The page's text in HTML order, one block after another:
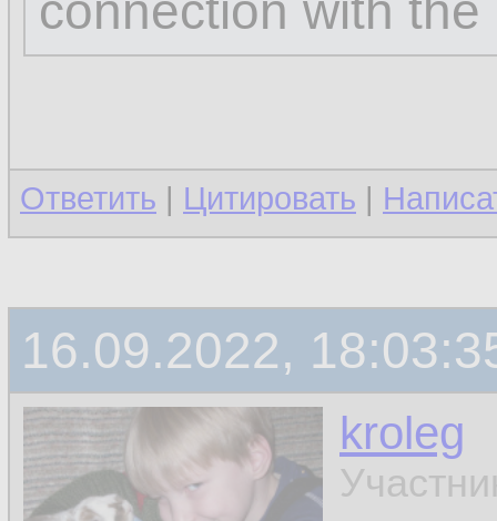
Ответить | Цитировать |
16.09.2022,
kroleg